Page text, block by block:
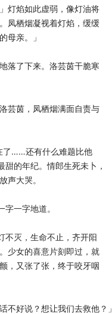
灯焰如此虚弱，像灯油将
凤栖烟凝视着灯焰，缓缓
母亲。」
了下来。洛芸茵干脆寒
芸茵，凤栖烟满面自责与
……还有什么难题比他
的年纪。情郎生死未卜，
声大哭。
一字地道。
灭，生命不止，齐开阳
少女的喜意片刻即过，就
，又张了张，终于咬牙咽
好说？想让我们去救他？」